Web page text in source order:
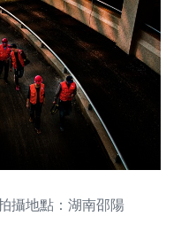
攝地點：湖南邵陽